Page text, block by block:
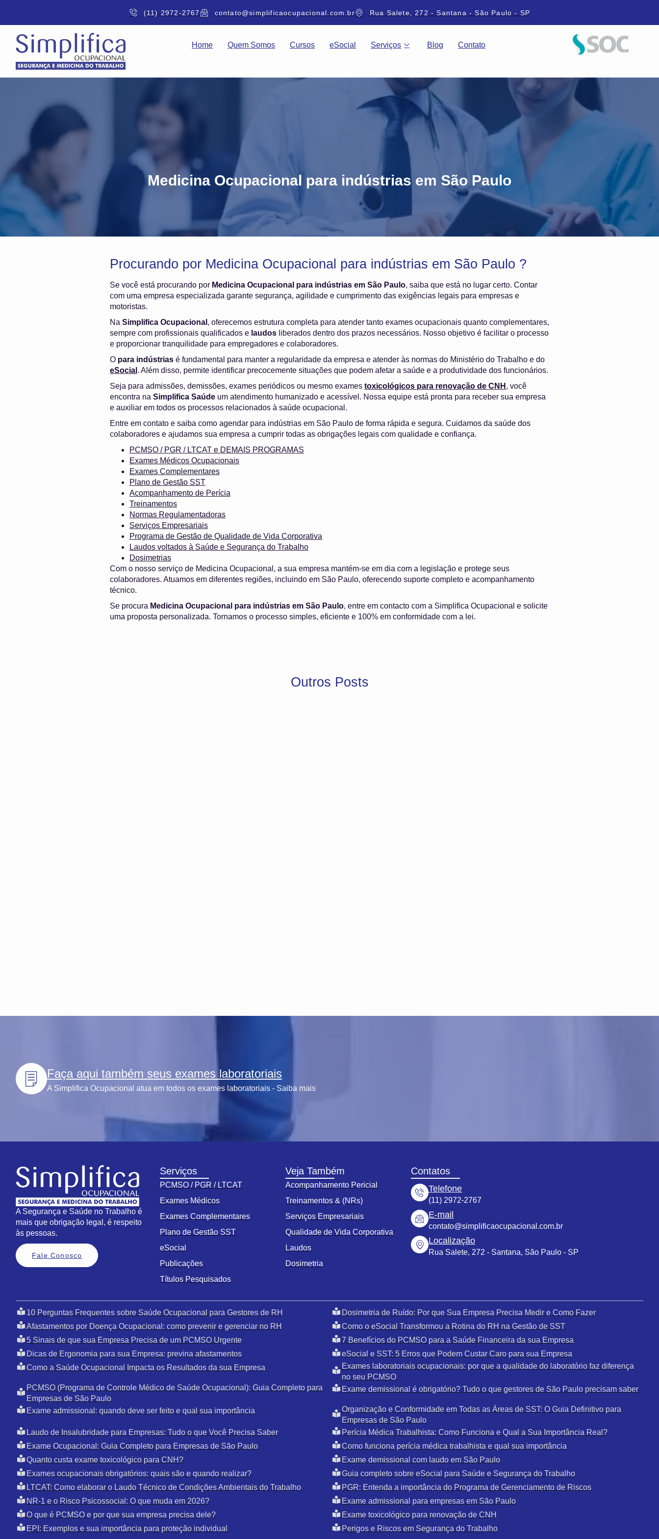
(11) 2972-2767 contato@simplificaocupacional.com.br Rua Salete, 272 - Santana - São Paulo - SP
Home Quem Somos Cursos eSocial Serviços Blog Contato
Medicina Ocupacional para indústrias em São Paulo
Procurando por Medicina Ocupacional para indústrias em São Paulo ?
Se você está procurando por Medicina Ocupacional para indústrias em São Paulo, saiba que está no lugar certo. Contar
com uma empresa especializada garante segurança, agilidade e cumprimento das exigências legais para empresas e
motoristas.
Na Simplifica Ocupacional , oferecemos estrutura completa para atender tanto exames ocupacionais quanto complementares,
sempre com profissionais qualificados e laudos liberados dentro dos prazos necessários. Nosso objetivo é facilitar o processo
e proporcionar tranquilidade para empregadores e colaboradores.
O para indústrias é fundamental para manter a regularidade da empresa e atender às normas do Ministério do Trabalho e do
eSocial . Além disso, permite identificar precocemente situações que podem afetar a saúde e a produtividade dos funcionários.
Seja para admissões, demissões, exames periódicos ou mesmo exames toxicológicos para renovação de CNH , você
encontra na Simplifica Saúde um atendimento humanizado e acessível. Nossa equipe está pronta para receber sua empresa
e auxiliar em todos os processos relacionados à saúde ocupacional.
Entre em contato e saiba como agendar para indústrias em São Paulo de forma rápida e segura. Cuidamos da saúde dos
colaboradores e ajudamos sua empresa a cumprir todas as obrigações legais com qualidade e confiança.
PCMSO / PGR / LTCAT e DEMAIS PROGRAMAS
Exames Médicos Ocupacionais
Exames Complementares
Plano de Gestão SST
Acompanhamento de Perícia
Treinamentos
Normas Regulamentadoras
Serviços Empresariais
Programa de Gestão de Qualidade de Vida Corporativa
Laudos voltados à Saúde e Segurança do Trabalho
Dosimetrias
Com o nosso serviço de Medicina Ocupacional, a sua empresa mantém-se em dia com a legislação e protege seus
colaboradores. Atuamos em diferentes regiões, incluindo em São Paulo, oferecendo suporte completo e acompanhamento
técnico.
Se procura Medicina Ocupacional para indústrias em São Paulo, entre em contacto com a Simplifica Ocupacional e solicite
uma proposta personalizada. Tornamos o processo simples, eficiente e 100% em conformidade com a lei.
Outros Posts
Faça aqui também seus exames laboratoriais
A Simplifica Ocupacional atua em todos os exames laboratoriais - Saiba mais
A Segurança e Saúde no Trabalho é
mais que obrigação legal, é respeito
às pessoas.
Fale Conosco
Serviços
PCMSO / PGR / LTCAT
Exames Médicos
Exames Complementares
Plano de Gestão SST
eSocial
Publicações
Títulos Pesquisados
Veja Também
Acompanhamento Pericial
Treinamentos & (NRs)
Serviços Empresariais
Qualidade de Vida Corporativa
Laudos
Dosimetria
Contatos
Telefone
(11) 2972-2767
E-mail
contato@simplificaocupacional.com.br
Localização
Rua Salete, 272 - Santana, São Paulo - SP
10 Perguntas Frequentes sobre Saúde Ocupacional para Gestores de RH
Dosimetria de Ruído: Por que Sua Empresa Precisa Medir e Como Fazer
Afastamentos por Doença Ocupacional: como prevenir e gerenciar no RH
Como o eSocial Transformou a Rotina do RH na Gestão de SST
5 Sinais de que sua Empresa Precisa de um PCMSO Urgente
7 Benefícios do PCMSO para a Saúde Financeira da sua Empresa
Dicas de Ergonomia para sua Empresa: previna afastamentos
eSocial e SST: 5 Erros que Podem Custar Caro para sua Empresa
Como a Saúde Ocupacional Impacta os Resultados da sua Empresa
Exames laboratoriais ocupacionais: por que a qualidade do laboratório faz diferença
no seu PCMSO
PCMSO (Programa de Controle Médico de Saúde Ocupacional): Guia Completo para
Empresas de São Paulo
Exame demissional é obrigatório? Tudo o que gestores de São Paulo precisam saber
Exame admissional: quando deve ser feito e qual sua importância
Organização e Conformidade em Todas as Áreas de SST: O Guia Definitivo para
Empresas de São Paulo
Laudo de Insalubridade para Empresas: Tudo o que Você Precisa Saber
Perícia Médica Trabalhista: Como Funciona e Qual a Sua Importância Real?
Exame Ocupacional: Guia Completo para Empresas de São Paulo
Como funciona perícia médica trabalhista e qual sua importância
Quanto custa exame toxicológico para CNH?
Exame demissional com laudo em São Paulo
Exames ocupacionais obrigatórios: quais são e quando realizar?
Guia completo sobre eSocial para Saúde e Segurança do Trabalho
LTCAT: Como elaborar o Laudo Técnico de Condições Ambientais do Trabalho
PGR: Entenda a importância do Programa de Gerenciamento de Riscos
NR-1 e o Risco Psicossocial: O que muda em 2026?
Exame admissional para empresas em São Paulo
O que é PCMSO e por que sua empresa precisa dele?
Exame toxicológico para renovação de CNH
EPI: Exemplos e sua importância para proteção individual
Perigos e Riscos em Segurança do Trabalho